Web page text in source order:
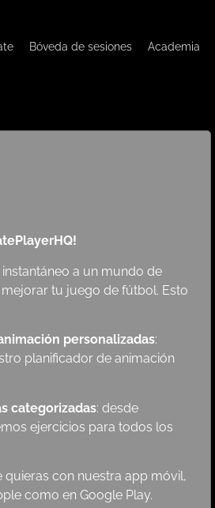
Bóveda de sesiones Academia
a un mundo de
tu juego de fútbol. Esto
personalizadas:
planificador de animación
categorizadas: desde
ejercicios para todos los
quieras con nuestra app móvil,
como en Google Play.